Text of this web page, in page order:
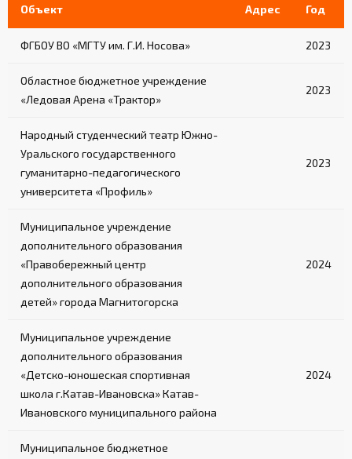
Объект Адрес Год
ФГБОУ ВО «МГТУ им. Г.И. Носова» 2023
Областное бюджетное учреждение
«Ледовая Арена «Трактор»
2023
Народный студенческий театр Южно-
Уральского государственного
гуманитарно-педагогического
университета «Профиль»
2023
Муниципальное учреждение
дополнительного образования
«Правобережный центр
дополнительного образования
детей» города Магнитогорска
2024
Муниципальное учреждение
дополнительного образования
«Детско-юношеская спортивная
школа г.Катав-Ивановска» Катав-
Ивановского муниципального района
2024
Муниципальное бюджетное